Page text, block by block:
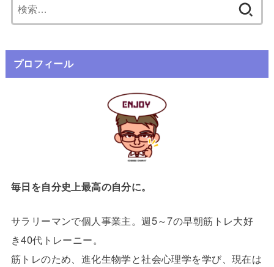
索:
プロフィール
毎日を自分史上最高の自分に。
サラリーマンで個人事業主。週5～7の早朝筋トレ大好
き40代トレーニー。
筋トレのため、進化生物学と社会心理学を学び、現在は